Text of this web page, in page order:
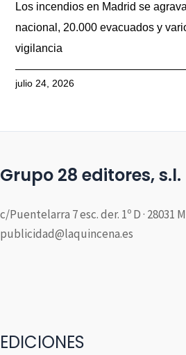
Los incendios en Madrid se
nacional, 20.000 evacuados y
vigilancia
julio 24, 2026
Grupo 28 editores, s.l.
c/Puentelarra 7 esc. der. 1º D · 28031
publicidad@laquincena.es
EDICIONES